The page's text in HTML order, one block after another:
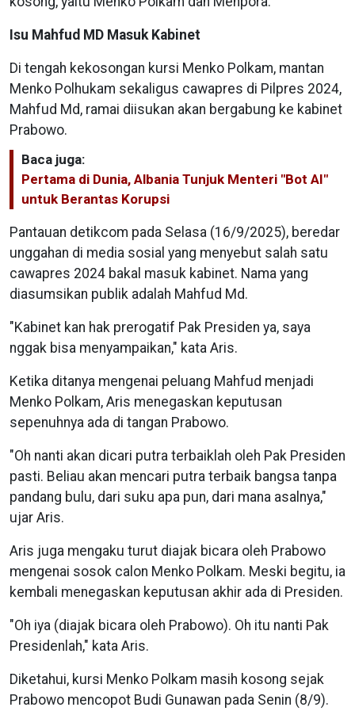
Isu Mahfud MD Masuk Kabinet
Di tengah kekosongan kursi Menko Polkam, mantan
Menko Polhukam sekaligus cawapres di Pilpres 2024,
Mahfud Md, ramai diisukan akan bergabung ke kabinet
Prabowo.
Baca juga:
Pertama di Dunia, Albania Tunjuk Menteri "Bot AI"
untuk Berantas Korupsi
Pantauan detikcom pada Selasa (16/9/2025), beredar
unggahan di media sosial yang menyebut salah satu
cawapres 2024 bakal masuk kabinet. Nama yang
diasumsikan publik adalah Mahfud Md.
"Kabinet kan hak prerogatif Pak Presiden ya, saya
nggak bisa menyampaikan," kata Aris.
Ketika ditanya mengenai peluang Mahfud menjadi
Menko Polkam, Aris menegaskan keputusan
sepenuhnya ada di tangan Prabowo.
"Oh nanti akan dicari putra terbaiklah oleh Pak Presiden
pasti. Beliau akan mencari putra terbaik bangsa tanpa
pandang bulu, dari suku apa pun, dari mana asalnya,"
ujar Aris.
Aris juga mengaku turut diajak bicara oleh Prabowo
mengenai sosok calon Menko Polkam. Meski begitu, ia
kembali menegaskan keputusan akhir ada di Presiden.
"Oh iya (diajak bicara oleh Prabowo). Oh itu nanti Pak
Presidenlah," kata Aris.
Diketahui, kursi Menko Polkam masih kosong sejak
Prabowo mencopot Budi Gunawan pada Senin (8/9).